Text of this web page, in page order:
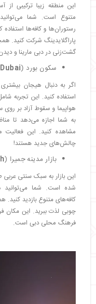
این منطقه‌ زیبا ترکیبی
متنوع است. شما
رستوران‌ها و کافه‌ها استفاده
پاراگلایدینگ شرکت کنید.
گشت‌زنی در دبی مارینا و
سکون بورد (
اگر به دنبال هیجان
استفاده کنید. این تجربه
هواپیما و سقوط آزاد بر
به شما اجازه می‌دهد تا
مشاهده کنید. این فعالیت
چالش‌های جدید هستند!
بازار مدینه جمیرا (
این بازار به سبک سنتی
شده است. شما می‌توانید
کافه‌های متنوع بازدید کنید.
چوبی لذت ببرید. این مکان
فرهنگ محلی دبی است.